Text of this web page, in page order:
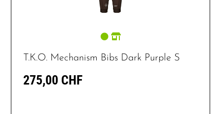
T.K.O. Mechanism Bibs Dark Purple S
275,00 CHF